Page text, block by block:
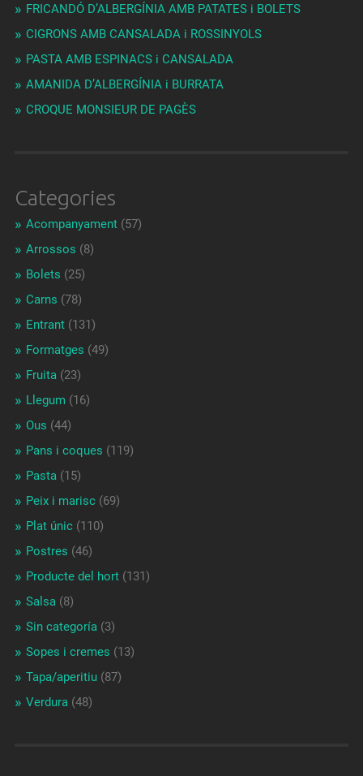
FRICANDÓ D’ALBERGÍNIA AMB PATATES i BOLETS
CIGRONS AMB CANSALADA i ROSSINYOLS
PASTA AMB ESPINACS i CANSALADA
AMANIDA D’ALBERGÍNIA i BURRATA
CROQUE MONSIEUR DE PAGÈS
Categories
Acompanyament(57)
Arrossos (8)
Bolets (25)
Carns (78)
Entrant(131)
Formatges (49)
Fruita (23)
Llegum (16)
Ous (44)
Pans i coques (119)
Pasta (15)
Peix i marisc(69)
Plat únic(110)
Postres (46)
Producte del hort(131)
Salsa (8)
Sin categoría (3)
Sopes i cremes (13)
Tapa/aperitiu(87)
Verdura (48)